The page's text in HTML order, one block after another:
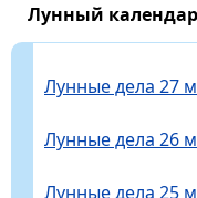
Лунный
Лунные дела 27
Лунные дела 26
Лунные дела 25